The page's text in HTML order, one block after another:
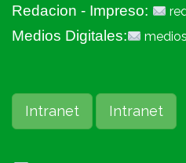
Redacion - Impreso:
Medios Digitales:
Intranet Intranet